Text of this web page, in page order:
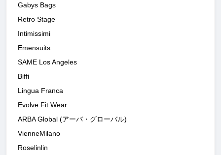
Gabys Bags
Retro Stage
Intimissimi
Emensuits
SAME Los Angeles
Biffi
Lingua Franca
Evolve Fit Wear
ARBA Global (アーバ・グローバル)
VienneMilano
Roselinlin